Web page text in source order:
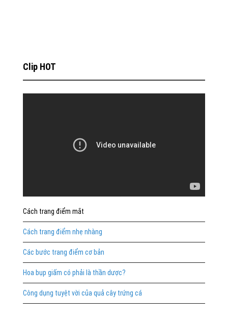
Clip HOT
Cách trang điểm mắt
Cách trang điểm nhẹ nhàng
Các bước trang điểm cơ bản
Hoa bụp giấm có phải là thần dược?
Công dụng tuyệt vời của quả cây trứng cá